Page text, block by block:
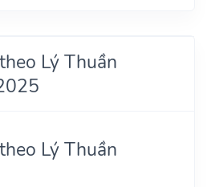
Lý Thuần
Lý Thuần